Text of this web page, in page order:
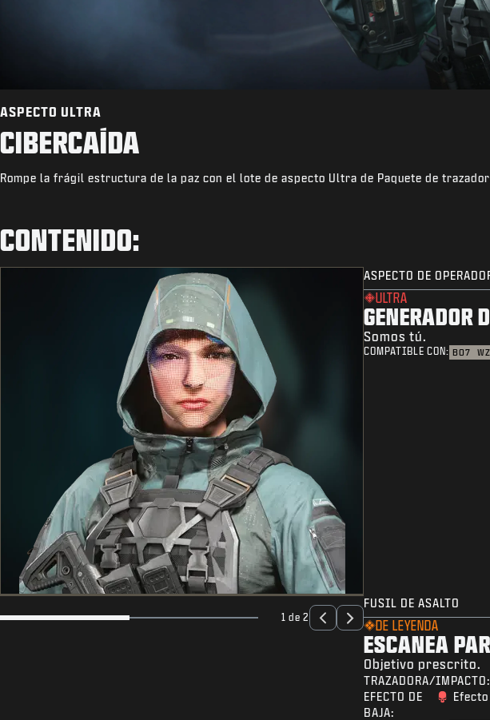
ASPECTO ULTRA
CIBERCAÍDA
Rompe la frágil estructura de la paz con el lote de aspecto Ultra de Paquete de
CONTENIDO:
ASPECTO DE
ULTRA
GENERADOR
Somos tú.
COMPATIBLE CON: BO7 WZ
1 de 2
FUSIL DE ASALTO
DE LEYENDA
ESCANEA
Objetivo prescrito.
TRAZADORA/IMPACTO:
EFECTO DE
BAJA: